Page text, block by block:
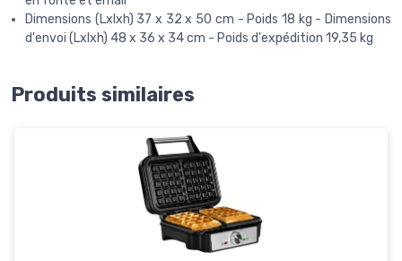
Dimensions (Lxlxh) 37 x 32 x 50 cm - Poids 18 kg - Dimensions
d'envoi (Lxlxh) 48 x 36 x 34 cm - Poids d'expédition 19,35 kg
Produits similaires